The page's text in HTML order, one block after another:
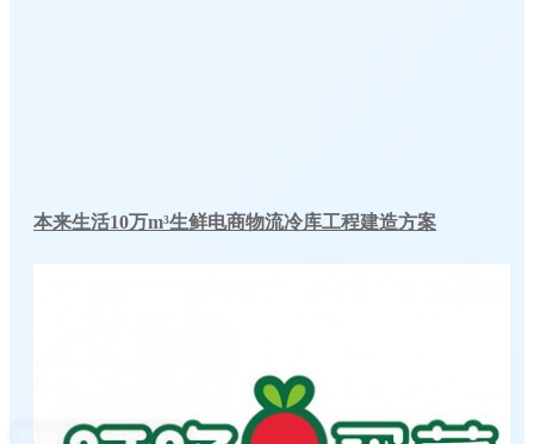
本来生活10万m³生鲜电商物流冷库工程建造方案